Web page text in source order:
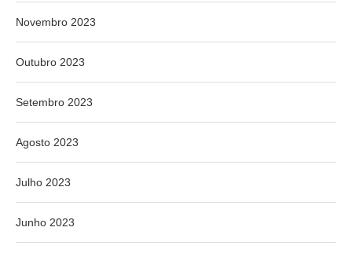
Novembro 2023
Outubro 2023
Setembro 2023
Agosto 2023
Julho 2023
Junho 2023